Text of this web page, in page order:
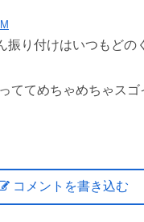
振り付けはいつもどの
ててめちゃめちゃスゴ
コメントを書き込む